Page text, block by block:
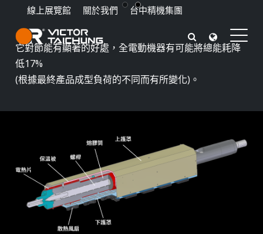
線上展覽館 關於我們 台中精機集團
熱敏塑料節能方案
持續提升
它對節能有顯著的好處，全電動機器有可能將總能耗降
低17%
(根據最終產品成型負荷的不同而有所變化)。